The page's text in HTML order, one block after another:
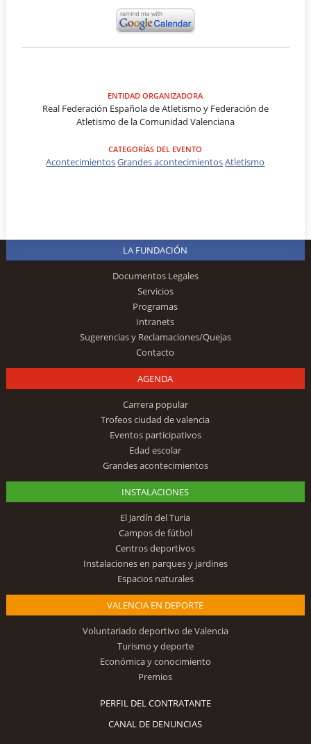
ENTIDAD ORGANIZADORA
Real Federación Española de Atletismo y Federación de
Atletismo de la Comunidad Valenciana
CATEGORÍAS DEL EVENTO
AcontecimientosGrandes acontecimientosAtletismo
LA FUNDACIÓN
Documentos Legales
Servicios
Programas
Intranets
Sugerencias y Reclamaciones/Quejas
Contacto
AGENDA
Carrera popular
Trofeos ciudad de valencia
Eventos participativos
Edad escolar
Grandes acontecimientos
INSTALACIONES
El Jardín del Turia
Campos de fútbol
Centros deportivos
Instalaciones en parques y jardines
Espacios naturales
VALENCIA EN DEPORTE
Voluntariado deportivo de Valencia
Turismo y deporte
Económica y conocimiento
Premios
PERFIL DEL CONTRATANTE
CANAL DE DENUNCIAS